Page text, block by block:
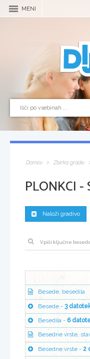
MENI
Domov Zbirka gradiv
PLONKCI -
Naloži gradivo
Besede, besedila
Besede - 3
Besedila - 6
Besedne vrste,
Besedne vrste - 2